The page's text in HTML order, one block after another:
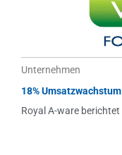
Unternehmen
18% Umsatzwachstum
Royal A-ware